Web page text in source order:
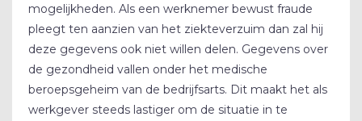
mogelijkheden. Als een werknemer bewust fraude
pleegt ten aanzien van het ziekteverzuim dan zal hij
deze gegevens ook niet willen delen. Gegevens over
de gezondheid vallen onder het medische
beroepsgeheim van de bedrijfsarts. Dit maakt het als
werkgever steeds lastiger om de situatie in te